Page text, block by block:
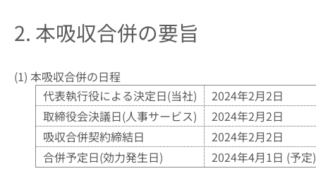
2. 本吸収合併の要旨
(1) 本吸収合併の日程
代表執行役による決定日(当社)
2024年2月2日
取締役会決議日(人事サービス)
2024年2月2日
吸収合併契約締結日
2024年2月2日
合併予定日(効力発生日)
2024年4月1日 (予定)